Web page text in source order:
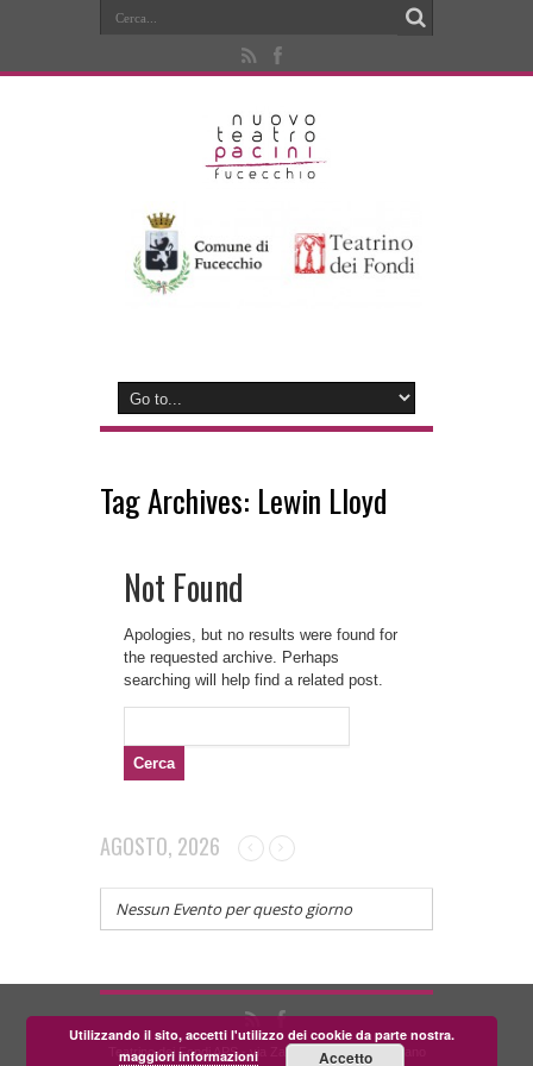
Tag Archives: Lewin Lloyd
Not Found
Apologies, but no results were found for
the requested archive. Perhaps
searching will help find a related post.
AGOSTO, 2026
Nessun Evento per questo giorno
Teatrino dei Fondi APS - via Zara, 58 56024 Corazzano
Utilizzando il sito, accetti l'utilizzo dei cookie da parte nostra.
maggiori informazioni
Accetto